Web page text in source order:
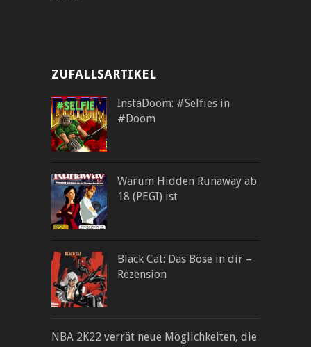
ZUFALLSARTIKEL
InstaDoom: #Selfies in
#Doom
Warum Hidden Runaway ab
18 (PEGI) ist
Black Cat: Das Böse in dir –
Rezension
NBA 2K22 verrät neue Möglichkeiten, die